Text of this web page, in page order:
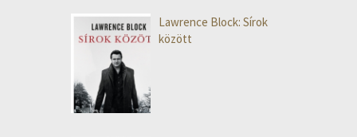
Lawrence Block: Sírok
között